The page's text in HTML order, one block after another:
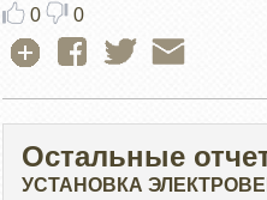
0 0
Остальные
УСТАНОВКА